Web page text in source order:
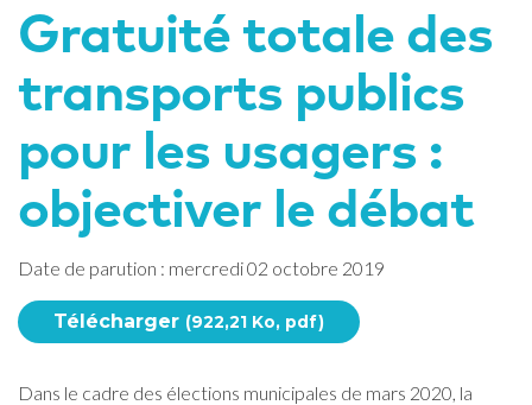
Gratuité totale des
transports publics
pour les usagers :
objectiver le débat
Date de parution : mercredi 02 octobre 2019
Télécharger (922,21 Ko, pdf)
Dans le cadre des élections municipales de mars 2020, la